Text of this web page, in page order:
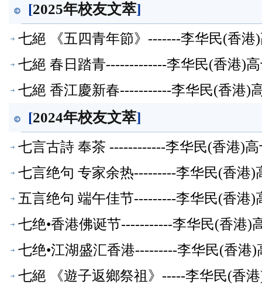
[2025年校友文萃]
七絕 《五四青年節》-------李华民(香港
七絕 春日踏青-------------李华民(香港)
七絕 香江慶新春-----------李华民(香港)
[2024年校友文萃]
七言古詩 奉茶 ------------李华民(香港)
七言绝句 专家余热---------李华民(香港)
五言绝句 端午佳节---------李华民(香港)
七绝•香港佛诞节-----------李华民(香港)
七绝•江湖盛汇香港---------李华民(香港
七絕 《遊子返鄉祭祖》-----李华民(香